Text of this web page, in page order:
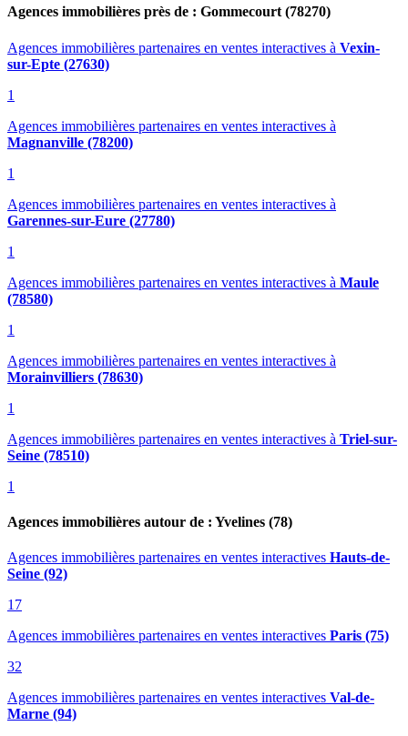
Agences immobilières près de : Gommecourt (78270)
Agences immobilières partenaires en ventes interactives à Vexin-
sur-Epte (27630)
1
Agences immobilières partenaires en ventes interactives à
Magnanville (78200)
1
Agences immobilières partenaires en ventes interactives à
Garennes-sur-Eure (27780)
1
Agences immobilières partenaires en ventes interactives à Maule
(78580)
1
Agences immobilières partenaires en ventes interactives à
Morainvilliers (78630)
1
Agences immobilières partenaires en ventes interactives à Triel-sur-
Seine (78510)
1
Agences immobilières autour de : Yvelines (78)
Agences immobilières partenaires en ventes interactives Hauts-de-
Seine (92)
17
Agences immobilières partenaires en ventes interactives Paris (75)
32
Agences immobilières partenaires en ventes interactives Val-de-
Marne (94)